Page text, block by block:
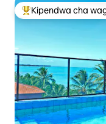
Kipendwa maarufu
Kipendwa cha